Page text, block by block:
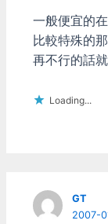
一般便宜的
比較特殊的
再不行的話
Loading...
GT
2007-